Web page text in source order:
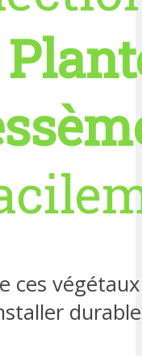
ces